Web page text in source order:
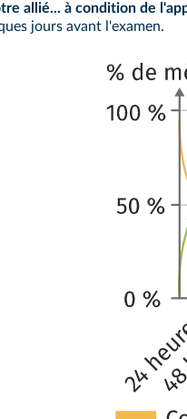
allié... à condition de
jours avant l'examen.